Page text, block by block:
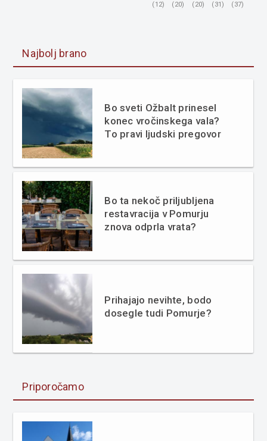
(12)
(20)
(20)
(31)
(37)
Najbolj brano
Bo sveti Ožbalt prinesel
konec vročinskega vala?
To pravi ljudski pregovor
Bo ta nekoč priljubljena
restavracija v Pomurju
znova odprla vrata?
Prihajajo nevihte, bodo
dosegle tudi Pomurje?
Priporočamo